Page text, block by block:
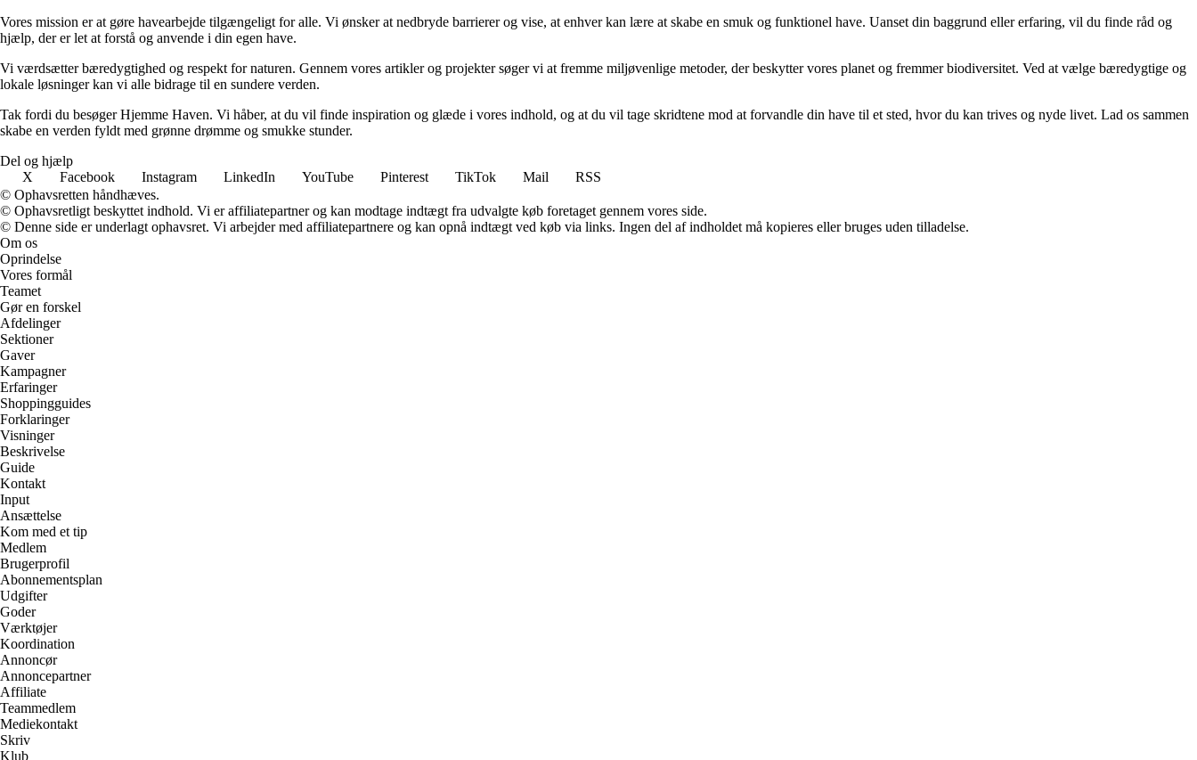
Vores mission er at gøre havearbejde tilgængeligt for alle. Vi ønsker at nedbryde barrierer og vise, at enhver kan lære at skabe en smuk og funktionel have. Uanset din baggrund eller erfaring, vil du finde råd og
hjælp, der er let at forstå og anvende i din egen have.
Vi værdsætter bæredygtighed og respekt for naturen. Gennem vores artikler og projekter søger vi at fremme miljøvenlige metoder, der beskytter vores planet og fremmer biodiversitet. Ved at vælge bæredygtige og
lokale løsninger kan vi alle bidrage til en sundere verden.
Tak fordi du besøger Hjemme Haven. Vi håber, at du vil finde inspiration og glæde i vores indhold, og at du vil tage skridtene mod at forvandle din have til et sted, hvor du kan trives og nyde livet. Lad os sammen
skabe en verden fyldt med grønne drømme og smukke stunder.
Del og hjælp
X
Facebook Instagram LinkedIn YouTube Pinterest TikTok Mail
RSS
© Ophavsretten håndhæves.
© Ophavsretligt beskyttet indhold. Vi er affiliatepartner og kan modtage indtægt fra udvalgte køb foretaget gennem vores side.
© Denne side er underlagt ophavsret. Vi arbejder med affiliatepartnere og kan opnå indtægt ved køb via links. Ingen del af indholdet må kopieres eller bruges uden tilladelse.
Om os
Oprindelse
Vores formål
Teamet
Gør en forskel
Afdelinger
Sektioner
Gaver
Kampagner
Erfaringer
Shoppingguides
Forklaringer
Visninger
Beskrivelse
Guide
Kontakt
Input
Ansættelse
Kom med et tip
Medlem
Brugerprofil
Abonnementsplan
Udgifter
Goder
Værktøjer
Koordination
Annoncør
Annoncepartner
Affiliate
Teammedlem
Mediekontakt
Skriv
Klub